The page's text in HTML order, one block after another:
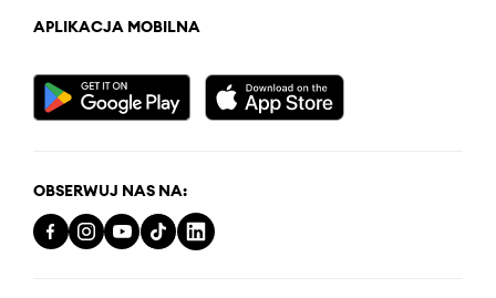
APLIKACJA MOBILNA
OBSERWUJ NAS NA: